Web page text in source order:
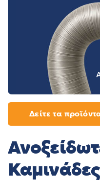
Δείτε τα
Καμινάδες